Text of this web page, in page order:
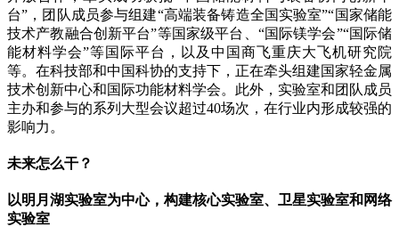
台”，团队成员参与组建“高端装备铸造全国实验室”“国家储能
技术产教融合创新平台”等国家级平台、“国际镁学会”“国际储
能材料学会”等国际平台，以及中国商飞重庆大飞机研究院
等。在科技部和中国科协的支持下，正在牵头组建国家轻金属
技术创新中心和国际功能材料学会。此外，实验室和团队成员
主办和参与的系列大型会议超过40场次，在行业内形成较强的
影响力。
未来怎么干？
以明月湖实验室为中心，构建核心实验室、卫星实验室和网络
实验室